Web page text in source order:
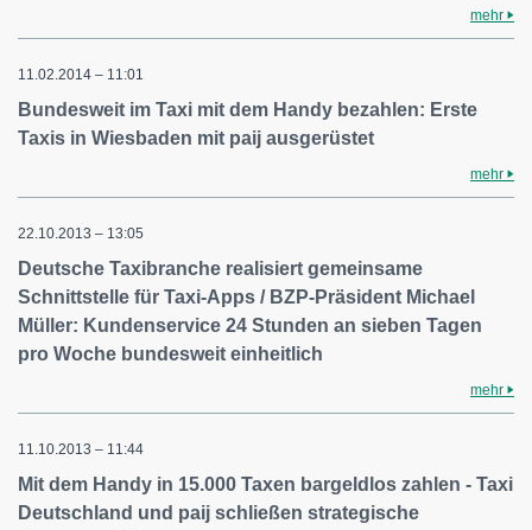
mehr
11.02.2014 – 11:01
Bundesweit im Taxi mit dem Handy bezahlen: Erste
Taxis in Wiesbaden mit paij ausgerüstet
mehr
22.10.2013 – 13:05
Deutsche Taxibranche realisiert gemeinsame
Schnittstelle für Taxi-Apps / BZP-Präsident Michael
Müller: Kundenservice 24 Stunden an sieben Tagen
pro Woche bundesweit einheitlich
mehr
11.10.2013 – 11:44
Mit dem Handy in 15.000 Taxen bargeldlos zahlen - Taxi
Deutschland und paij schließen strategische